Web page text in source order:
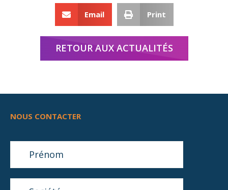
Email Print
RETOUR AUX ACTUALITÉS
NOUS CONTACTER